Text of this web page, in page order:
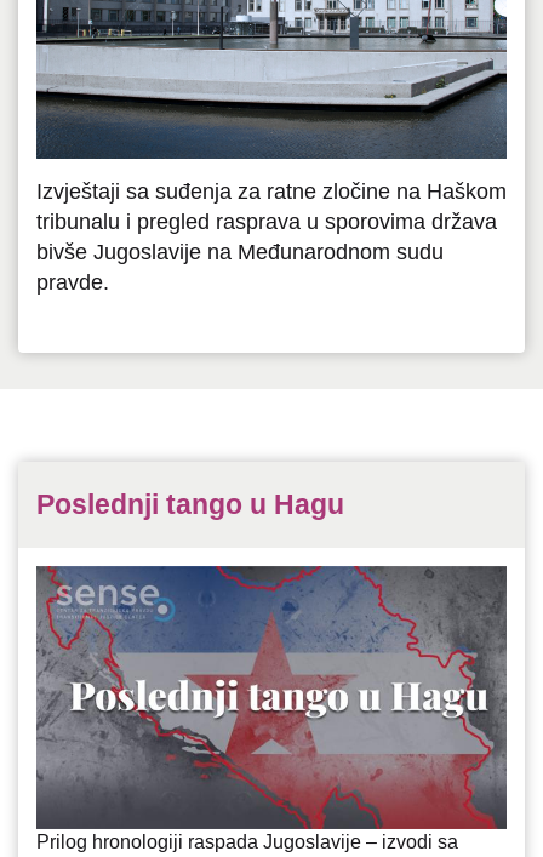
Izvještaji sa suđenja za ratne zločine na Haškom
tribunalu i pregled rasprava u sporovima država
bivše Jugoslavije na Međunarodnom sudu
pravde.
Poslednji tango u Hagu
Prilog hronologiji raspada Jugoslavije – izvodi sa